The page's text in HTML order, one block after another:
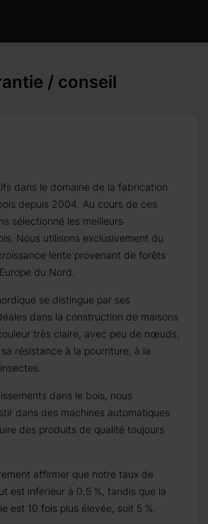
/ conseil
dans le domaine de la fabrication
depuis 2004. Au cours de ces
sélectionné les meilleurs
Nous utilisons exclusivement du
lente provenant de forêts
du Nord.
se distingue par ses
dans la construction de maisons
très claire, avec peu de nœuds,
résistance à la pourriture, à la
dans le bois, nous
dans des machines automatiques
des produits de qualité toujours
affirmer que notre taux de
est inférieur à 0,5 %, tandis que la
est 10 fois plus élevée, soit 5 %.